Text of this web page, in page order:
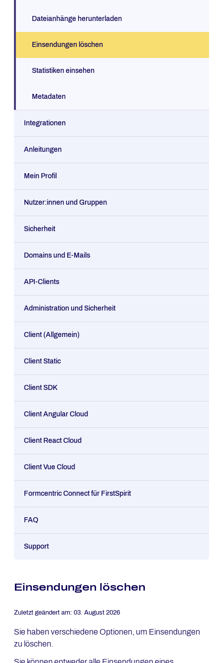
Dateianhänge herunterladen
Einsendungen löschen
Statistiken einsehen
Metadaten
Integrationen
Anleitungen
Mein Profil
Nutzer:innen und Gruppen
Sicherheit
Domains und E-Mails
API-Clients
Administration und Sicherheit
Client (Allgemein)
Client Static
Client SDK
Client Angular Cloud
Client React Cloud
Client Vue Cloud
Formcentric Connect für FirstSpirit
FAQ
Support
Einsendungen löschen
Zuletzt geändert am: 03. August 2026
Sie haben verschiedene Optionen, um Einsendungen
zu löschen.